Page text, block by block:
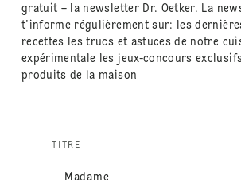
gratuit – la newsletter Dr. Oetker. La
t'informe régulièrement sur: les
recettes les trucs et astuces de notre
expérimentale les jeux-concours
produits de la maison
TITRE